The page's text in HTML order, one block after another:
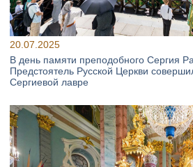
20.07.2025
В день памяти преподобного Сергия
Предстоятель Русской Церкви
Сергиевой лавре